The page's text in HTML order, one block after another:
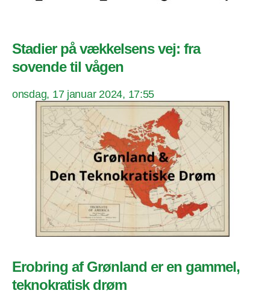
Stadier på vækkelsens vej: fra
sovende til vågen
onsdag, 17 januar 2024, 17:55
Erobring af Grønland er en gammel,
teknokratisk drøm